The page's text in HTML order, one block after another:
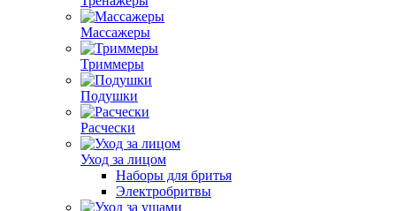
Массажеры
Триммеры
Подушки
Расчески
Уход за лицом
Наборы для бритья
Электробритвы